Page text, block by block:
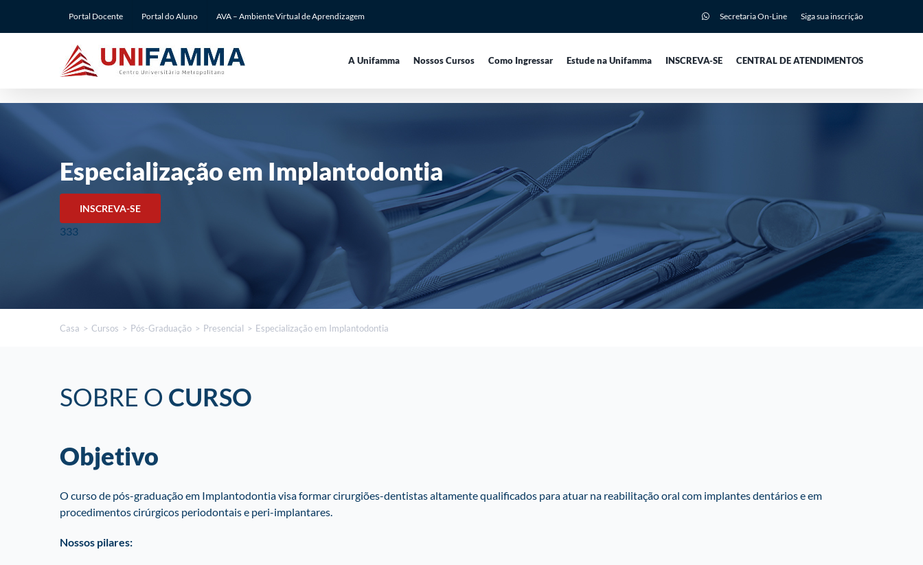
Portal Docente Portal do Aluno AVA – Ambiente Virtual de Aprendizagem Secretaria On-Line Siga sua inscrição
A Unifamma Nossos Cursos Como Ingressar Estude na Unifamma INSCREVA-SE CENTRAL DE ATENDIMENTOS
Especialização em Implantodontia
INSCREVA-SE
333
Casa Cursos Pós-Graduação Presencial Especialização em Implantodontia
SOBRE O CURSO
Objetivo
O curso de pós-graduação em Implantodontia visa formar cirurgiões-dentistas altamente qualificados para atuar na reabilitação oral com implantes dentários e em
procedimentos cirúrgicos periodontais e peri-implantares.
Nossos pilares: